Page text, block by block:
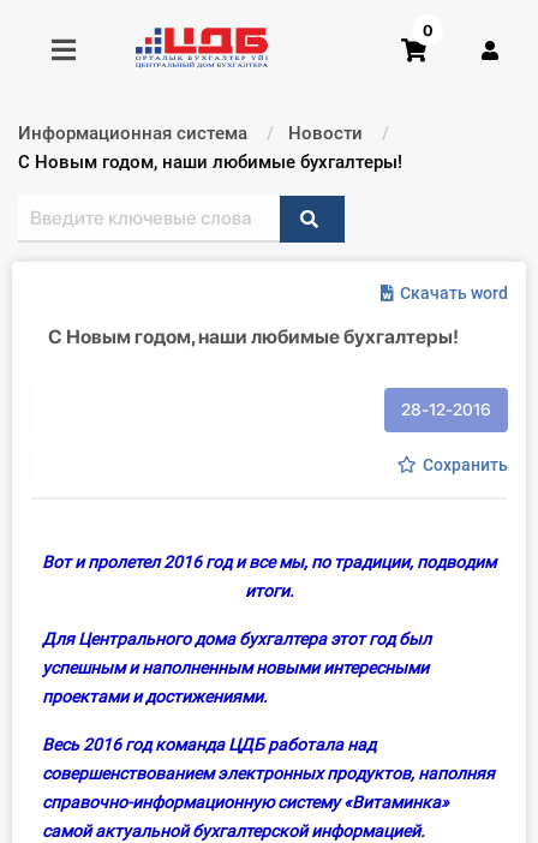
Получить консультацию
Купить доступ
Формы
Инструменты
Вебинары
Справочник бухгалтера
Участник ВЭД
Практика ИП
0
Информационная система
Новости
Текущий:
С Новым годом, наши любимые бухгалтеры!
Скачать word
С Новым годом, наши любимые бухгалтеры!
28-12-2016
Сохранить
Вот и пролетел 2016 год и все мы, по традиции, подводим
итоги.
Для Центрального дома бухгалтера этот год был
успешным и наполненным новыми интересными
проектами и достижениями.
Весь 2016 год команда ЦДБ работала над
совершенствованием электронных продуктов, наполняя
справочно-информационную систему «Витаминка»
самой актуальной бухгалтерской информацией.